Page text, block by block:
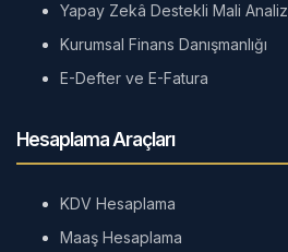
Yapay Zekâ Destekli Mali Analiz
Kurumsal Finans Danışmanlığı
E-Defter ve E-Fatura
Hesaplama Araçları
KDV Hesaplama
Maaş Hesaplama